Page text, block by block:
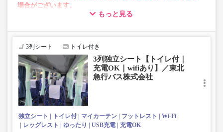
場合がございます。
・車両は予告なく変更となる場合がございます。これに伴い、
じめご了承ください。
す。
・ご予約の出発日・便の運行会社につきましては出発日間
際で決定しますので、カスタマーセンターまでお問い合わ
せをお願いいたします。
もっと見る
3列シート トイレ付き
3列独立シート【トイレ付｜
充電OK｜wifiあり】／東北
急行バス株式会社
独立シート トイレ付 マイカーテン フットレスト
Wi-Fi
レッグレスト
ゆったり USB充電 充電OK